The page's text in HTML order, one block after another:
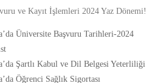
ve Kayıt İşlemleri 2024 Yaz Dönemi!
Üniversite Başvuru Tarihleri-2024
Şartlı Kabul ve Dil Belgesi Yeterliliği
Öğrenci Sağlık Sigortası